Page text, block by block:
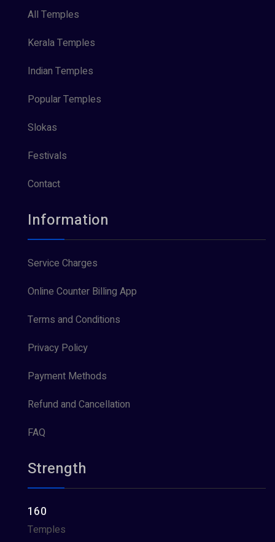
All Temples
Kerala Temples
Indian Temples
Popular Temples
Slokas
Festivals
Contact
Information
Service Charges
Online Counter Billing App
Terms and Conditions
Privacy Policy
Payment Methods
Refund and Cancellation
FAQ
Strength
160
Temples